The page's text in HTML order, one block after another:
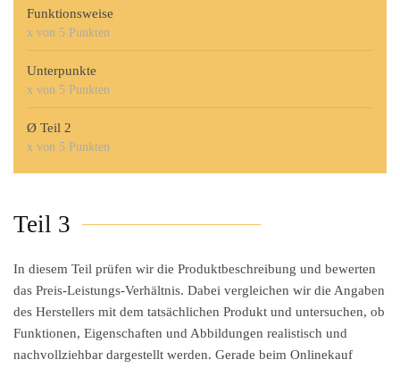
Funktionsweise
x von 5 Punkten
Unterpunkte
x von 5 Punkten
Ø Teil 2
x von 5 Punkten
Teil 3
In diesem Teil prüfen wir die Produktbeschreibung und bewerten
das Preis-Leistungs-Verhältnis. Dabei vergleichen wir die Angaben
des Herstellers mit dem tatsächlichen Produkt und untersuchen, ob
Funktionen, Eigenschaften und Abbildungen realistisch und
nachvollziehbar dargestellt werden. Gerade beim Onlinekauf